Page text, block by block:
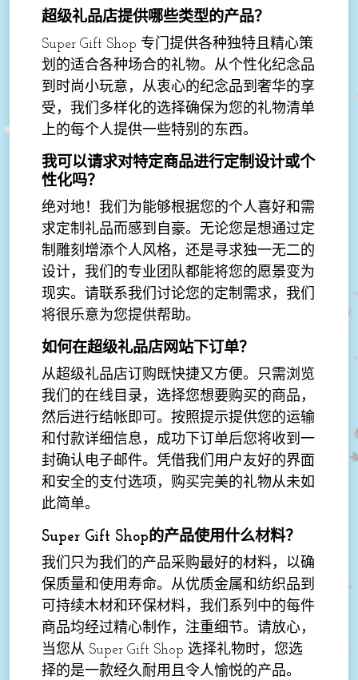
超级礼品店提供哪些类型的产品？
Super Gift Shop 专门提供各种独特且精心策
划的适合各种场合的礼物。从个性化纪念品
到时尚小玩意，从衷心的纪念品到奢华的享
受，我们多样化的选择确保为您的礼物清单
上的每个人提供一些特别的东西。
我可以请求对特定商品进行定制设计或个
性化吗？
绝对地！我们为能够根据您的个人喜好和需
求定制礼品而感到自豪。无论您是想通过定
制雕刻增添个人风格，还是寻求独一无二的
设计，我们的专业团队都能将您的愿景变为
现实。请联系我们讨论您的定制需求，我们
将很乐意为您提供帮助。
如何在超级礼品店网站下订单？
从超级礼品店订购既快捷又方便。只需浏览
我们的在线目录，选择您想要购买的商品，
然后进行结帐即可。按照提示提供您的运输
和付款详细信息，成功下订单后您将收到一
封确认电子邮件。凭借我们用户友好的界面
和安全的支付选项，购买完美的礼物从未如
此简单。
Super Gift Shop的产品使用什么材料？
我们只为我们的产品采购最好的材料，以确
保质量和使用寿命。从优质金属和纺织品到
可持续木材和环保材料，我们系列中的每件
商品均经过精心制作，注重细节。请放心，
当您从 Super Gift Shop 选择礼物时，您选
择的是一款经久耐用且令人愉悦的产品。